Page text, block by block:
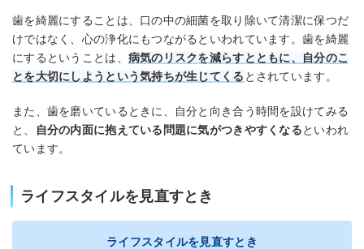
歯を綺麗にすることは、口の中の細菌を取り除いて清潔に保つだ
けではなく、心の浄化にもつながるといわれています。歯を綺麗
にするということは、 病気のリスクを減らすとともに、自分のこ
とを大切にしようという気持ちが生じてくる とされています。
また、歯を磨いているときに、自分と向き合う時間を設けてみる
と、
自分の内面に抱えている問題に気がつきやすくなるといわれ
ています。
ライフスタイルを見直すとき
ライフスタイルを見直すとき